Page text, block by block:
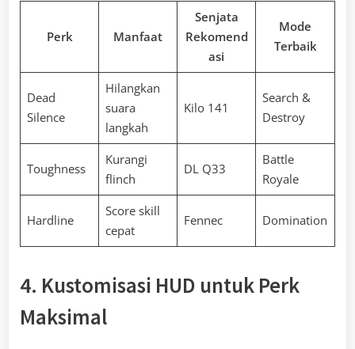
Perk Manfaat
Senjata
Rekomend
asi
Mode
Terbaik
Dead
Silence
Hilangkan
suara
langkah
Kilo 141
Search &
Destroy
Toughness
Kurangi
flinch
DL Q33
Battle
Royale
Hardline
Score skill
cepat
Fennec Domination
4. Kustomisasi HUD untuk Perk
Maksimal